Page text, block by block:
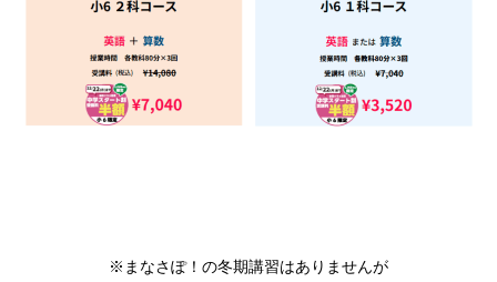
※まなさぽ！の冬期講習はありませんが